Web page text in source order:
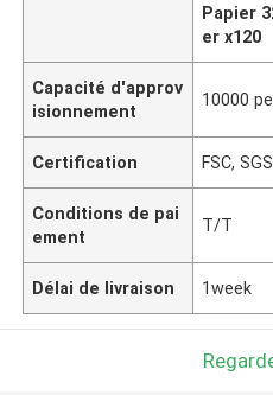
Papier
er x120
Capacité d'approv
isionnement
10000
Certification FSC, SGS
Conditions de pai
ement
T/T
Délai de livraison 1week